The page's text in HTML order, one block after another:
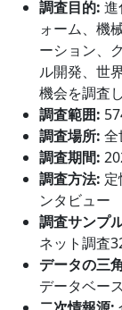
調査目的: 進
ォーム、機
ーション、
ル開発、世
機会を調査
調査範囲:
調査場所: 全
調査期間:
調査方法:
ンタビュー
調査サンプ
ネット調査
データの三
データベー